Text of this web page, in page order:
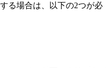
る場合は、以下の2つが必